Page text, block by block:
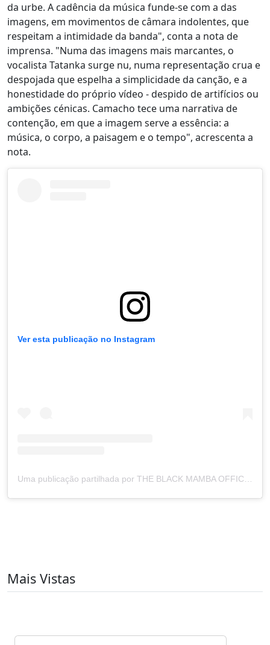
da urbe. A cadência da música funde-se com a das
imagens, em movimentos de câmara indolentes, que
respeitam a intimidade da banda", conta a nota de
imprensa. "Numa das imagens mais marcantes, o
vocalista Tatanka surge nu, numa representação crua e
despojada que espelha a simplicidade da canção, e a
honestidade do próprio vídeo - despido de artifícios ou
ambições cénicas. Camacho tece uma narrativa de
contenção, em que a imagem serve a essência: a
música, o corpo, a paisagem e o tempo", acrescenta a
nota.
Ver esta publicação no Instagram
Mais Vistas